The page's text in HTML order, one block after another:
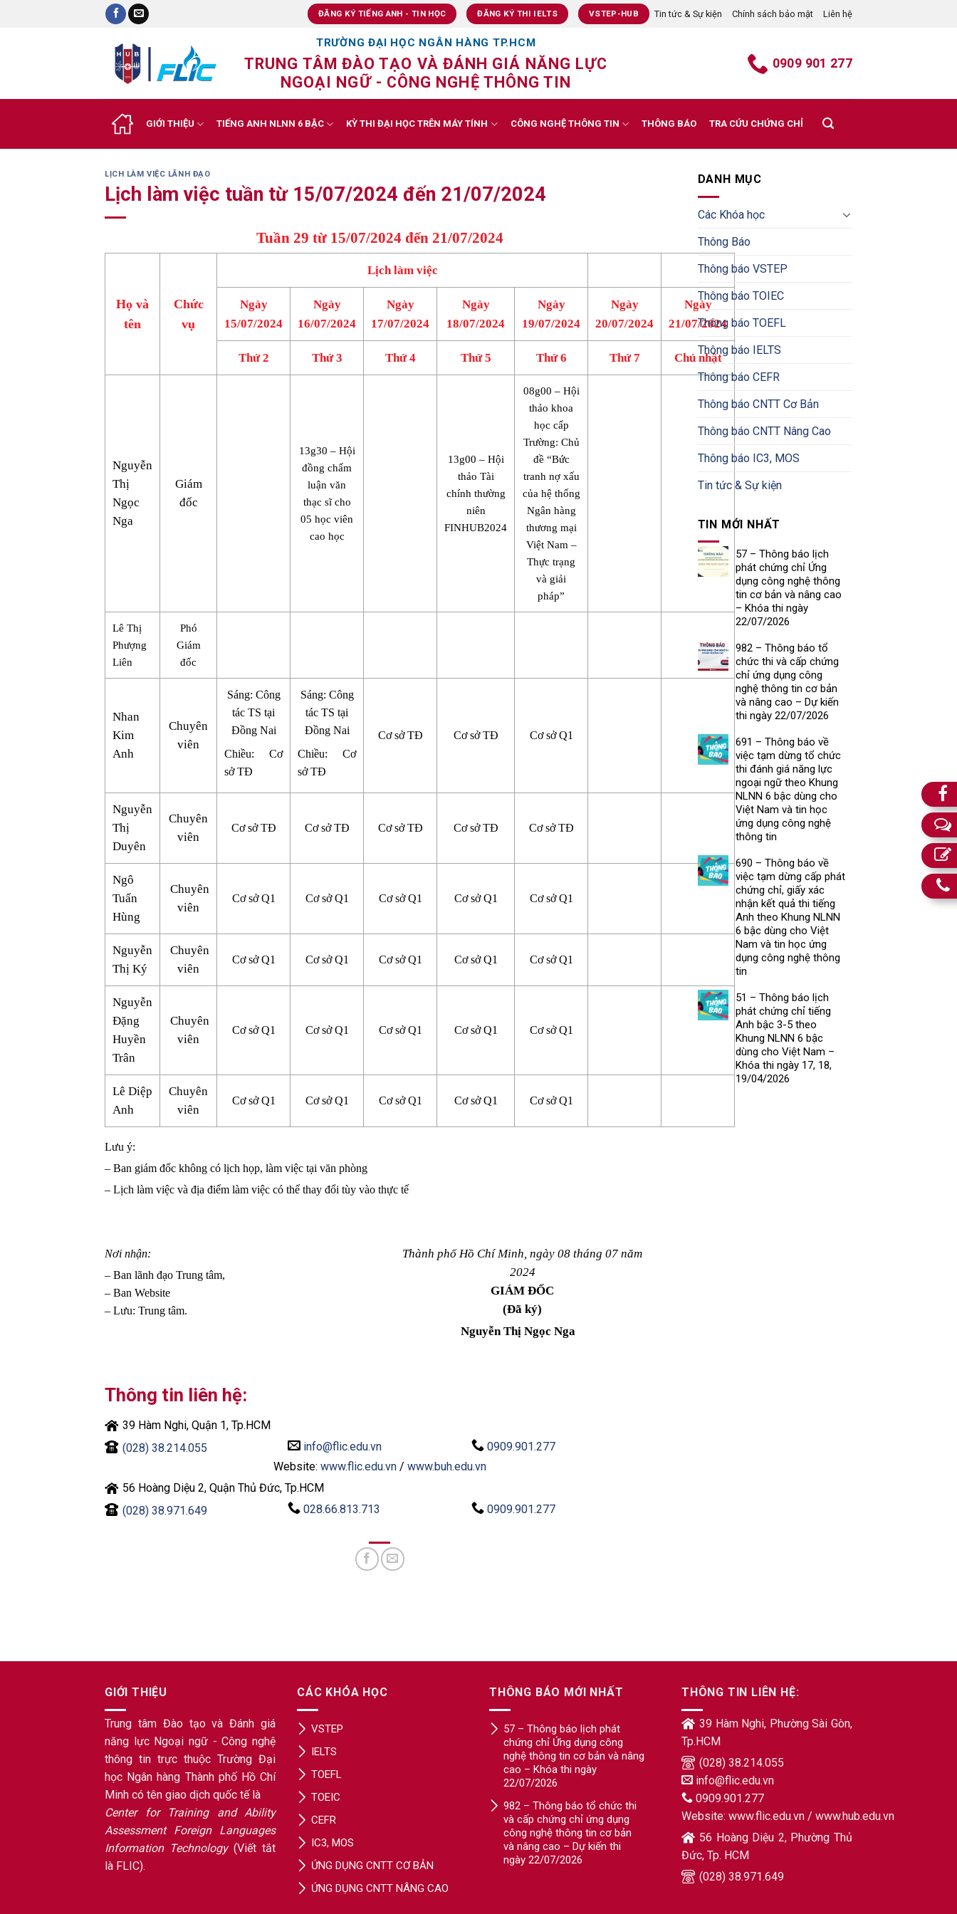
ĐĂNG KÝ TIẾNG ANH - TIN HỌC ĐĂNG KÝ THI IELTS VSTEP-HUB Tin tức & Sự kiện Chính sách bảo mật Liên hệ
TRƯỜNG ĐẠI HỌC NGÂN HÀNG TP.HCM
TRUNG TÂM ĐÀO TẠO VÀ ĐÁNH GIÁ NĂNG LỰC
NGOẠI NGỮ - CÔNG NGHỆ THÔNG TIN
0909 901 277
GIỚI THIỆU TIẾNG ANH NLNN 6 BẬC KỲ THI ĐẠI HỌC TRÊN MÁY TÍNH CÔNG NGHỆ THÔNG TIN THÔNG BÁO TRA CỨU CHỨNG CHỈ
LỊCH LÀM VIỆC LÃNH ĐẠO
Lịch làm việc tuần từ 15/07/2024 đến 21/07/2024
Tuần 29 từ 15/07/2024 đến 21/07/2024
Họ và
tên
Chức
vụ
Lịch làm việc
Ngày
15/07/2024
Ngày
16/07/2024
Ngày
17/07/2024
Ngày
18/07/2024
Ngày
19/07/2024
Ngày
20/07/2024
Ngày
21/07/2024
Thứ 2 Thứ 3 Thứ 4 Thứ 5 Thứ 6 Thứ 7 Chủ nhật
Nguyễn
Thị
Ngọc
Nga
Giám
đốc
13g30 – Hội
đồng chấm
luận văn
thạc sĩ cho
05 học viên
cao học
13g00 – Hội
thảo Tài
chính thường
niên
FINHUB2024
08g00 – Hội
thảo khoa
học cấp
Trường: Chủ
đề “Bức
tranh nợ xấu
của hệ thống
Ngân hàng
thương mại
Việt Nam –
Thực trạng
và giải
pháp”
Lê Thị
Phượng
Liên
Phó
Giám
đốc
Nhan
Kim
Anh
Chuyên
viên
Sáng: Công
tác TS tại
Đồng Nai
Chiều: Cơ
sở TĐ
Sáng: Công
tác TS tại
Đồng Nai
Chiều: Cơ
sở TĐ
Cơ sở TĐ Cơ sở TĐ Cơ sở Q1
Nguyễn
Thị
Duyên
Chuyên
viên
Cơ sở TĐ Cơ sở TĐ Cơ sở TĐ Cơ sở TĐ Cơ sở TĐ
Ngô
Tuấn
Hùng
Chuyên
viên
Cơ sở Q1 Cơ sở Q1 Cơ sở Q1 Cơ sở Q1 Cơ sở Q1
Nguyễn
Thị Ký
Chuyên
viên
Cơ sở Q1 Cơ sở Q1 Cơ sở Q1 Cơ sở Q1 Cơ sở Q1
Nguyễn
Đặng
Huyền
Trân
Chuyên
viên
Cơ sở Q1 Cơ sở Q1 Cơ sở Q1 Cơ sở Q1 Cơ sở Q1
Lê Diệp
Anh
Chuyên
viên
Cơ sở Q1 Cơ sở Q1 Cơ sở Q1 Cơ sở Q1 Cơ sở Q1
Lưu ý:
– Ban giám đốc không có lịch họp, làm việc tại văn phòng
– Lịch làm việc và địa điểm làm việc có thể thay đổi tùy vào thực tế
Nơi nhận:
– Ban lãnh đạo Trung tâm,
– Ban Website
– Lưu: Trung tâm.
Thành phố Hồ Chí Minh, ngày 08 tháng 07 năm
2024
GIÁM ĐỐC
(Đã ký)
Nguyễn Thị Ngọc Nga
Thông tin liên hệ:
39 Hàm Nghi, Quận 1, Tp.HCM
(028) 38.214.055
info@flic.edu.vn
0909.901.277
Website: www.flic.edu.vn/ www.buh.edu.vn
56 Hoàng Diệu 2, Quận Thủ Đức, Tp.HCM
(028) 38.971.649
028.66.813.713 0909.901.277
DANH MỤC
Các Khóa học
Thông Báo
Thông báo VSTEP
Thông báo TOIEC
Thông báo TOEFL
Thông báo IELTS
Thông báo CEFR
Thông báo CNTT Cơ Bản
Thông báo CNTT Nâng Cao
Thông báo IC3, MOS
Tin tức & Sự kiện
TIN MỚI NHẤT
57 – Thông báo lịch
phát chứng chỉ Ứng
dụng công nghệ thông
tin cơ bản và nâng cao
– Khóa thi ngày
22/07/2026
982 – Thông báo tổ
chức thi và cấp chứng
chỉ ứng dụng công
nghệ thông tin cơ bản
và nâng cao – Dự kiến
thi ngày 22/07/2026
691 – Thông báo về
việc tạm dừng tổ chức
thi đánh giá năng lực
ngoại ngữ theo Khung
NLNN 6 bậc dùng cho
Việt Nam và tin học
ứng dụng công nghệ
thông tin
690 – Thông báo về
việc tạm dừng cấp phát
chứng chỉ, giấy xác
nhận kết quả thi tiếng
Anh theo Khung NLNN
6 bậc dùng cho Việt
Nam và tin học ứng
dụng công nghệ thông
tin
51 – Thông báo lịch
phát chứng chỉ tiếng
Anh bậc 3-5 theo
Khung NLNN 6 bậc
dùng cho Việt Nam –
Khóa thi ngày 17, 18,
19/04/2026
GIỚI THIỆU
Trung tâm Đào tạo và Đánh giá
năng lực Ngoại ngữ - Công nghệ
thông tin trực thuộc Trường Đại
học Ngân hàng Thành phố Hồ Chí
Minh có tên giao dịch quốc tế là
Center for Training and Ability
Assessment Foreign Languages
Information Technology (Viết tắt
là FLIC).
CÁC KHÓA HỌC
VSTEP
ỨNG DỤNG CNTT CƠ BẢN
ỨNG DỤNG CNTT NÂNG CAO
IC3, MOS
IELTS
TOEFL
TOEIC
CEFR
THÔNG BÁO MỚI NHẤT
57 – Thông báo lịch phát
chứng chỉ Ứng dụng công
nghệ thông tin cơ bản và nâng
cao – Khóa thi ngày
22/07/2026
982 – Thông báo tổ chức thi
và cấp chứng chỉ ứng dụng
công nghệ thông tin cơ bản
và nâng cao – Dự kiến thi
ngày 22/07/2026
THÔNG TIN LIÊN HỆ:
39 Hàm Nghi, Phường Sài Gòn,
Tp.HCM
(028) 38.214.055
info@flic.edu.vn
0909.901.277
Website: www.flic.edu.vn / www.hub.edu.vn
56 Hoàng Diệu 2, Phường Thủ
Đức, Tp. HCM
(028) 38.971.649